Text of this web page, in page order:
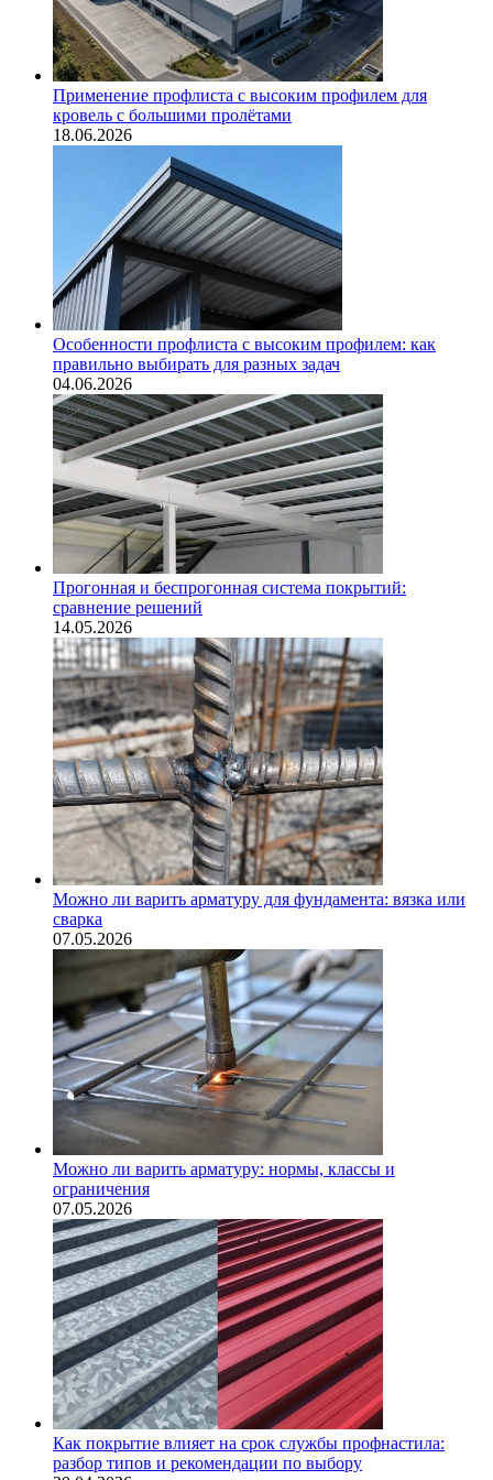
Применение профлиста с высоким профилем для
кровель с большими пролётами
18.06.2026
Особенности профлиста с высоким профилем: как
правильно выбирать для разных задач
04.06.2026
Прогонная и беспрогонная система покрытий:
сравнение решений
14.05.2026
Можно ли варить арматуру для фундамента: вязка или
сварка
07.05.2026
Можно ли варить арматуру: нормы, классы и
ограничения
07.05.2026
Как покрытие влияет на срок службы профнастила:
разбор типов и рекомендации по выбору